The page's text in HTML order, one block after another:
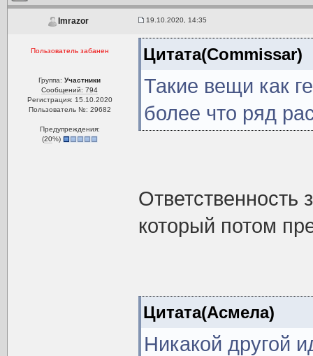
Imrazor 19.10.2020, 14:35
Пользователь забанен
Группа:Участники
Сообщений: 794
Регистрация: 15.10.2020
Пользователь №: 29682
Предупреждения:
(20%)
Цитата(Commissar)
Такие вещи как
более что ряд
Ответственность
который потом
Цитата(Асмела)
Никакой другой